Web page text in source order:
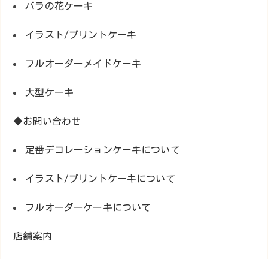
バラの花ケーキ
イラスト/プリントケーキ
フルオーダーメイドケーキ
大型ケーキ
◆お問い合わせ
定番デコレーションケーキについて
イラスト/プリントケーキについて
フルオーダーケーキについて
店舗案内